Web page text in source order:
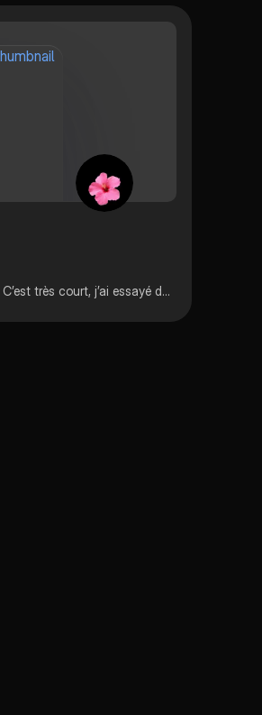
Voilà des fiches de révisons retraçant la révolution russe. C’est très court, j’ai essayé de faire le plus simple possible.